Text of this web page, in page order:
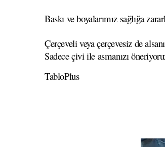
Baskı ve boyalarımız sağlığa
Çerçeveli veya çerçevesiz de
Sadece çivi ile asmanızı
TabloPlus